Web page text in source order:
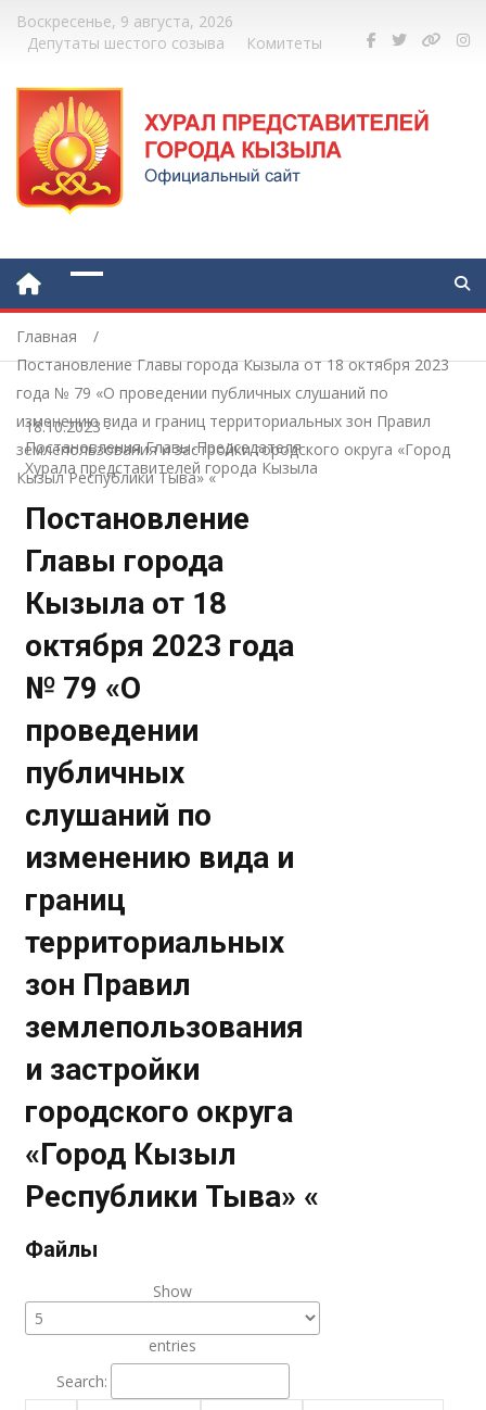
Воскресенье, 9 августа, 2026
Депутаты шестого созыва
Комитеты
Главная
Постановление Главы города Кызыла от 18 октября 2023
года № 79 «О проведении публичных слушаний по
изменению вида и границ территориальных зон Правил
землепользования и застройки городского округа «Город
Кызыл Республики Тыва» «
18.10.2023-
Постановления Главы-Председателя
Хурала представителей города Кызыла
Постановление
Главы города
Кызыла от 18
октября 2023 года
№ 79 «О
проведении
публичных
слушаний по
изменению вида и
границ
территориальных
зон Правил
землепользования
и застройки
городского округа
«Город Кызыл
Республики Тыва» «
Файлы
Show
entries
Search: